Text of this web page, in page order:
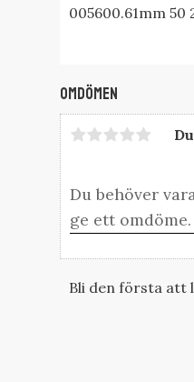
005600.61mm 50
Omdömen
Du
Bli den första att